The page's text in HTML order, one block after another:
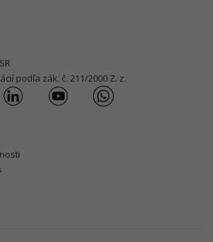
podľa zák. č. 211/2000 Z. z.